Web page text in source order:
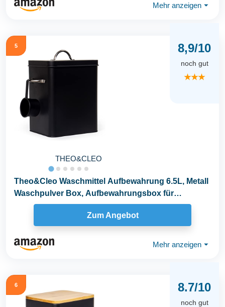
Mehr anzeigen ⏷
5
THEO&CLEO
8,9/10
noch gut
★★★
Theo&Cleo Waschmittel Aufbewahrung 6.5L, Metall
Waschpulver Box, Aufbewahrungsbox für
Hundefutter...
Zum Angebot
Mehr anzeigen ⏷
6 8.7/10
noch gut